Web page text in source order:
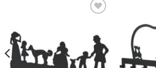
wishlist